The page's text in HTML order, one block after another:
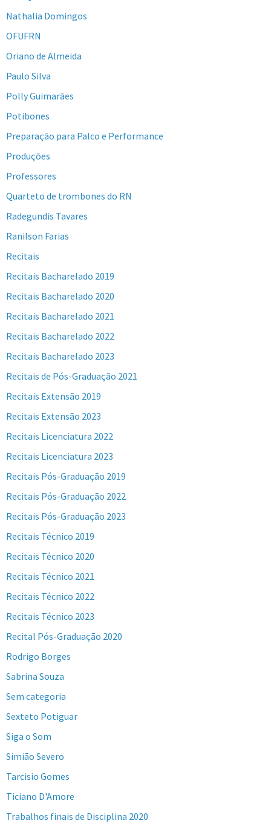
Nathalia Domingos
OFUFRN
Oriano de Almeida
Paulo Silva
Polly Guimarães
Potibones
Preparação para Palco e Performance
Produções
Professores
Quarteto de trombones do RN
Radegundis Tavares
Ranilson Farias
Recitais
Recitais Bacharelado 2019
Recitais Bacharelado 2020
Recitais Bacharelado 2021
Recitais Bacharelado 2022
Recitais Bacharelado 2023
Recitais de Pós-Graduação 2021
Recitais Extensão 2019
Recitais Extensão 2023
Recitais Licenciatura 2022
Recitais Licenciatura 2023
Recitais Pós-Graduação 2019
Recitais Pós-Graduação 2022
Recitais Pós-Graduação 2023
Recitais Técnico 2019
Recitais Técnico 2020
Recitais Técnico 2021
Recitais Técnico 2022
Recitais Técnico 2023
Recital Pós-Graduação 2020
Rodrigo Borges
Sabrina Souza
Sem categoria
Sexteto Potiguar
Siga o Som
Simião Severo
Tarcisio Gomes
Ticiano D'Amore
Trabalhos finais de Disciplina 2020